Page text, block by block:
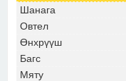
Шанага
Овтел
Өнхрүүш
Багс
Мяту